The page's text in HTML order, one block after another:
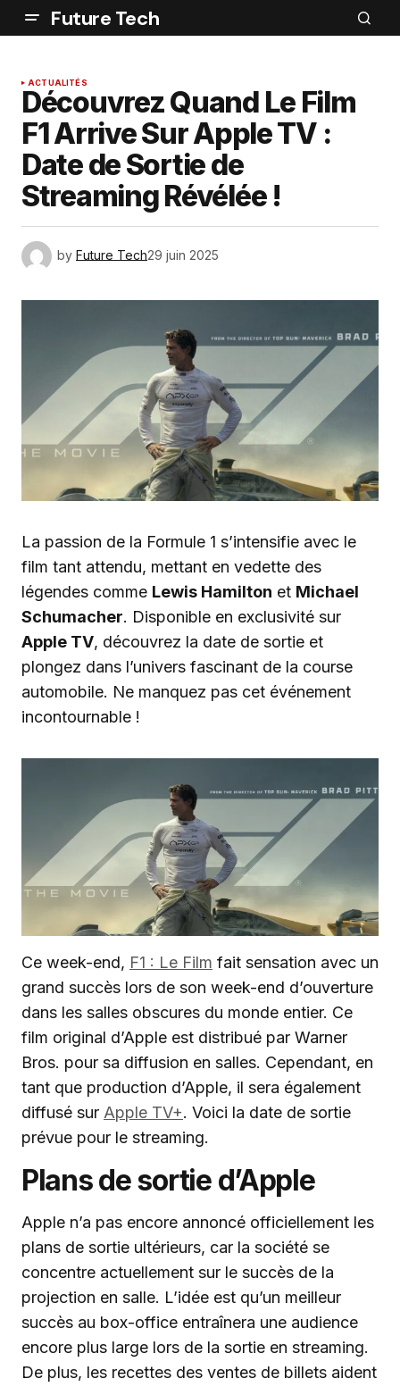
Future Tech
ACTUALITÉS
Découvrez Quand Le Film
F1 Arrive Sur Apple TV :
Date de Sortie de
Streaming Révélée !
by Future Tech29 juin 2025
La passion de la Formule 1 s’intensifie avec le
film tant attendu, mettant en vedette des
légendes comme Lewis Hamilton et Michael
Schumacher. Disponible en exclusivité sur
Apple TV, découvrez la date de sortie et
plongez dans l’univers fascinant de la course
automobile. Ne manquez pas cet événement
incontournable !
Ce week-end, F1 : Le Film fait sensation avec un
grand succès lors de son week-end d’ouverture
dans les salles obscures du monde entier. Ce
film original d’Apple est distribué par Warner
Bros. pour sa diffusion en salles. Cependant, en
tant que production d’Apple, il sera également
diffusé sur Apple TV+. Voici la date de sortie
prévue pour le streaming.
Plans de sortie d’Apple
Apple n’a pas encore annoncé officiellement les
plans de sortie ultérieurs, car la société se
concentre actuellement sur le succès de la
projection en salle. L’idée est qu’un meilleur
succès au box-office entraînera une audience
encore plus large lors de la sortie en streaming.
De plus, les recettes des ventes de billets aident